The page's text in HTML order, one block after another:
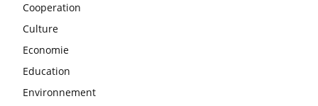
Cooperation
Culture
Economie
Education
Environnement